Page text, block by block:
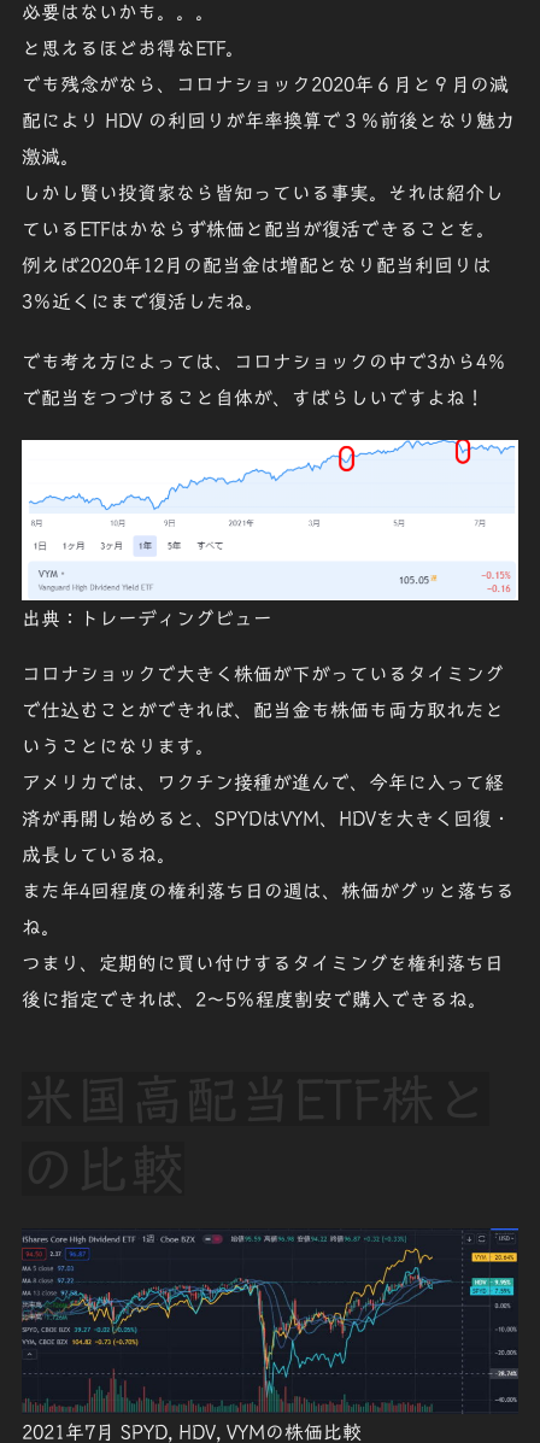
必要はないかも。。。
と思えるほどお得なETF。
でも残念がなら、コロナショック2020年６月と９月の減
配により HDVの利回りが年率換算で ３％前後となり魅力
激減。
しかし賢い投資家なら皆知っている事実。それは紹介し
ているETFはかならず株価と配当が復活できることを。
例えば2020年12月の配当金は増配となり 配当利回りは
3％近く にまで復活 したね。
でも考え方によっては、コロナショックの中で3から4％
で配当をつづけること自体が、すばらしいですよね！
出典：トレーディングビュー
コロナショックで大きく株価が下がっている タイミング
で仕込むことができれば、 配当金も株価も両方取れたと
いうことになります。
アメリカでは、ワクチン接種が進んで、今年に入って経
済が再開し始めると、 SPYDはVYM、 HDVを大きく回復・
成長しているね。
また年4回程度の権利落ち日の週は、株価がグッと落ちる
ね。
つまり、定期的に買い付けするタイミングを権利落ち日
後に指定できれば、 2～5％程度割安で購入 できるね。
2021年7月 SPYD, HDV, VYMの株価比較